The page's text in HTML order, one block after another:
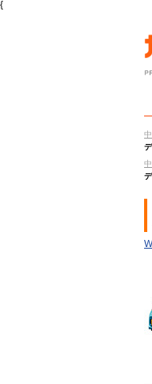
{